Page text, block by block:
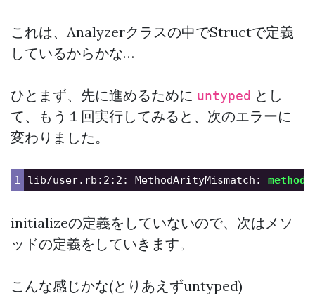
これは、Analyzerクラスの中でStructで定義
しているからかな…
ひとまず、先に進めるために untyped とし
て、もう１回実行してみると、次のエラーに
変わりました。
lib/user.rb:2:2: MethodArityMismatch: method
initializeの定義をしていないので、次はメソ
ッドの定義をしていきます。
こんな感じかな(とりあえずuntyped)